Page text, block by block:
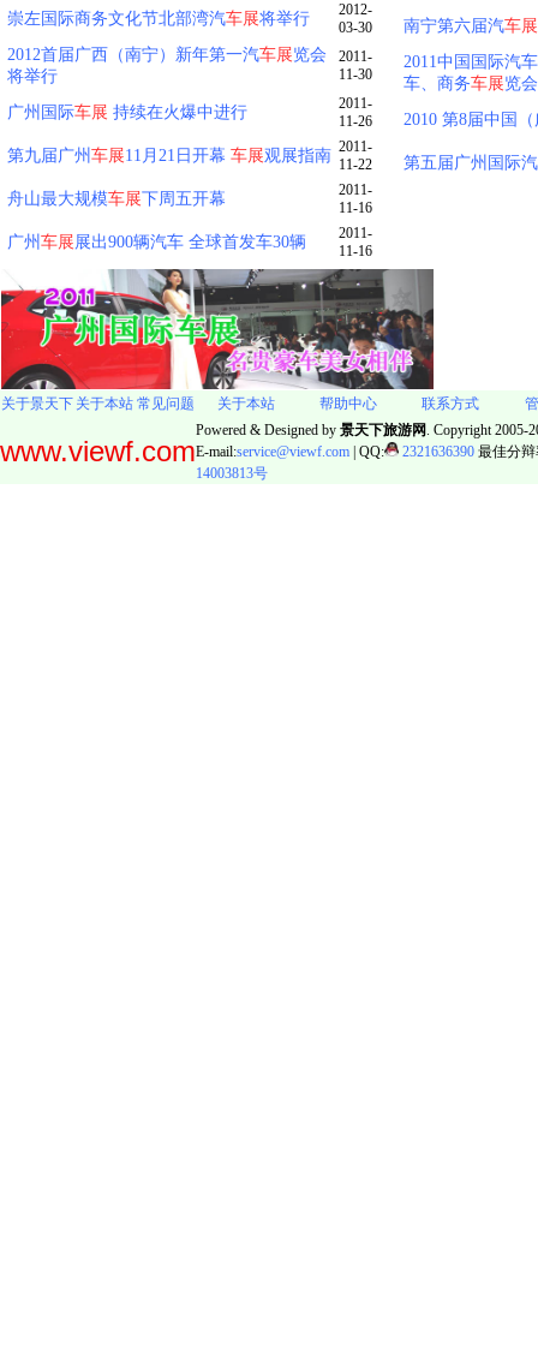
崇左国际商务文化节北部湾汽车展将举行
2012-
03-30
2012首届广西（南宁）新年第一汽车展览会
将举行
2011-
11-30
广州国际车展 持续在火爆中进行
2011-
11-26
第九届广州 车展11月21日开幕 车展观展指南 2011-
11-22
舟山最大规模车展下周五开幕
2011-
11-16
广州 车展展出900辆汽车 全球首发车30辆
2011-
11-16
南宁第六届汽车展
2011中国国际汽
车、商务车展览
2010 第8届中国
第五届广州国际汽
关于景天下 关于本站 常见问题 关于本站 帮助中心 联系方式
www.viewf.com
Powered & Designed by 景天下旅游网 . Copyright 2005-
E-mail:service@viewf.com | QQ: 2321636390 最佳分
14003813号